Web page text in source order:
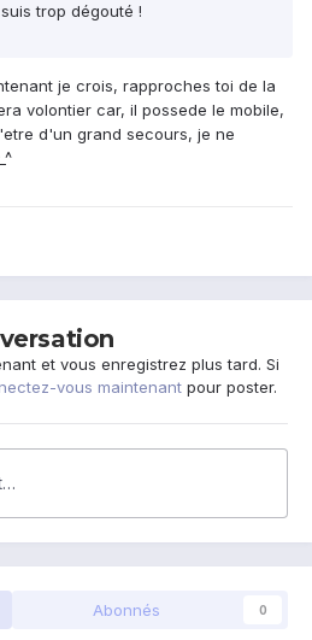
trop dégouté !
je crois, rapproches toi de la
volontier car, il possede le mobile,
d'un grand secours, je ne
et vous enregistrez plus tard. Si
vous maintenant pour poster.
Abonnés 0